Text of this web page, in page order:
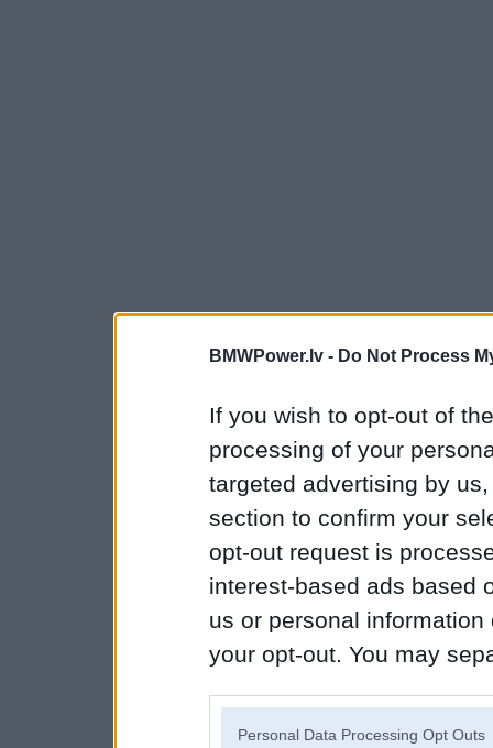
BMWPower.lv - Do Not Process
If you wish to opt-out of
processing of your
targeted advertising by
section to confirm your
opt-out request is
interest-based ads based
us or personal
your opt-out. You may
Personal Data Processing Opt Outs